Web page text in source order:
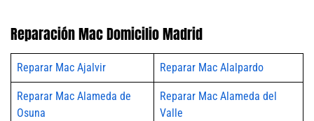
Reparación Mac Domicilio Madrid
Reparar Mac Ajalvir Reparar Mac Alalpardo
Reparar Mac Alameda de
Osuna
Reparar Mac Alameda del
Valle